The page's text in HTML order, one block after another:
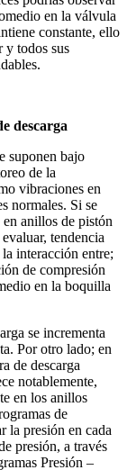
en la válvula
constante, ello
y todos sus
descarga
suponen bajo
de la
vibraciones en
normales. Si se
anillos de pistón
tendencia
interacción entre;
de compresión
en la boquilla
se incrementa
Por otro lado; en
de descarga
notablemente,
en los anillos
de
la presión en cada
presión, a través
Presión –